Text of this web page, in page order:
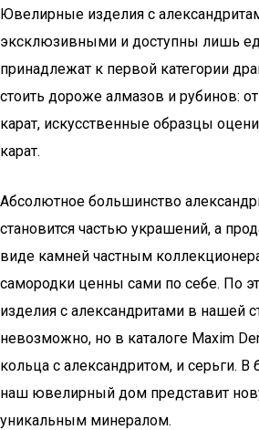
Ювелирные изделия с
эксклюзивными и доступны лишь
принадлежат к первой категории
стоить дороже алмазов и рубинов:
карат, искусственные образцы
карат.
Абсолютное большинство
становится частью украшений, а
виде камней частным
самородки ценны сами по себе. По
изделия с александритами в нашей
невозможно, но в каталоге Maxim
кольца с александритом, и серьги.
наш ювелирный дом представит
уникальным минералом.